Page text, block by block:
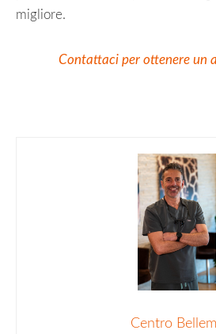
migliore.
Contattaci per ottenere un
Centro